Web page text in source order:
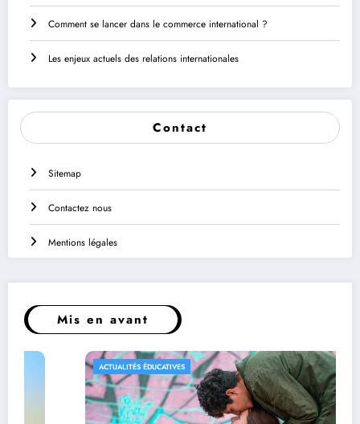
Comment se lancer dans le commerce international ?
Les enjeux actuels des relations internationales
Contact
Sitemap
Contactez nous
Mentions légales
Mis en avant
ACTUALITÉS ÉDUCATIVES